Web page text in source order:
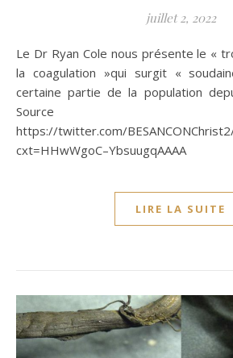
juillet 2, 2022
Le Dr Ryan Cole nous présente le « trouble héréditaire de
la coagulation »qui surgit «
certaine partie de la population
https://twitter.com/
cxt=HHwWgoC–YbsuugqAAAA
LIRE LA SUITE